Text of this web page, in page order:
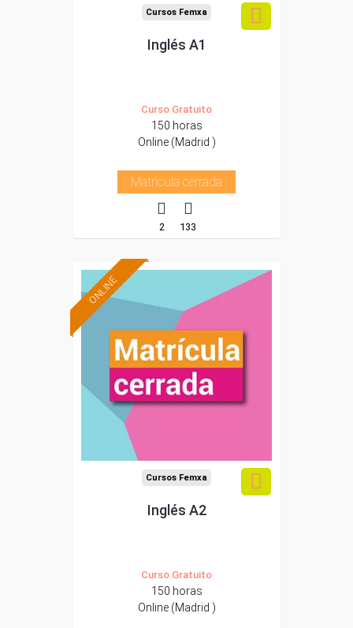
Cursos Femxa
Inglés A1
Curso Gratuito
150 horas
Online (Madrid )
Matrícula cerrada
2 133
ONLINE
Cursos Femxa
Inglés A2
Curso Gratuito
150 horas
Online (Madrid )